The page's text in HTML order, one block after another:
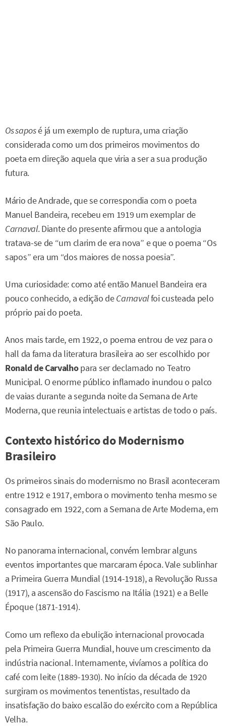
Os saposé já um exemplo de ruptura, uma criação
considerada como um dos primeiros movimentos do
poeta em direção aquela que viria a ser a sua produção
futura.
Mário de Andrade, que se correspondia com o poeta
Manuel Bandeira, recebeu em 1919 um exemplar de
Carnaval. Diante do presente afirmou que a antologia
tratava-se de “um clarim de era nova” e que o poema “Os
sapos” era um “dos maiores de nossa poesia”.
Uma curiosidade: como até então Manuel Bandeira era
pouco conhecido, a edição deCarnavalfoi custeada pelo
próprio pai do poeta.
Anos mais tarde, em 1922, o poema entrou de vez para o
hall da fama da literatura brasileira ao ser escolhido por
Ronald de Carvalhopara ser declamado no Teatro
Municipal. O enorme público inflamado inundou o palco
de vaias durante a segunda noite da Semana de Arte
Moderna, que reunia intelectuais e artistas de todo o país.
Contexto histórico do Modernismo
Brasileiro
Os primeiros sinais do modernismo no Brasil aconteceram
entre 1912 e 1917, embora o movimento tenha mesmo se
consagrado em 1922, com a Semana de Arte Moderna, em
São Paulo.
No panorama internacional, convém lembrar alguns
eventos importantes que marcaram época. Vale sublinhar
a Primeira Guerra Mundial (1914-1918), a Revolução Russa
(1917), a ascensão do Fascismo na Itália (1921) e a Belle
Époque (1871-1914).
Como um reflexo da ebulição internacional provocada
pela Primeira Guerra Mundial, houve um crescimento da
indústria nacional. Internamente, vivíamos a política do
café com leite (1889-1930). No início da década de 1920
surgiram os movimentos tenentistas, resultado da
insatisfação do baixo escalão do exército com a República
Velha.